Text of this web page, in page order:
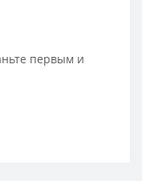
первым и